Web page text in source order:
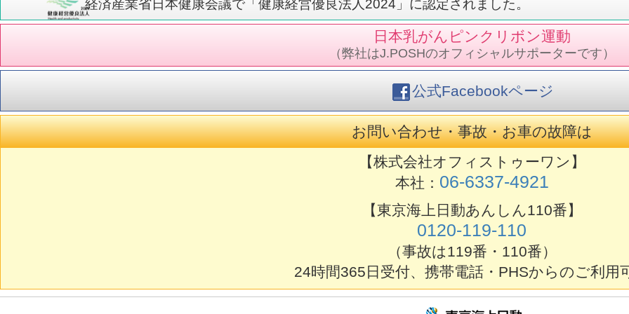
経済産業省日本健康会議で「健康経営優良法人2024」に認定されました。
日本乳がんピンクリボン運動
（弊社はJ.POSHのオフィシャルサポーターです）
公式Facebookページ
お問い合わせ・事故・お車の故障は
【株式会社オフィストゥーワン】
本社： 06-6337-4921
【東京海上日動あんしん110番】
0120-119-110
（事故は119番・110番）
24時間365日受付、携帯電話・PHSからのご利用